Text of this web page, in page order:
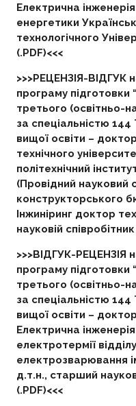
Електрична
енергетики
технологічного
(.PDF)<<<
>>>РЕЦЕНЗІЯ-ВІДГУК
програму підготовки
третього (освітньо-
за спеціальністю
вищої освіти –
технічного
політехнічний
(Провідний науковий
конструкторського
Інжиніринг доктор
науковій
>>>ВІДГУК-РЕЦЕНЗІЯ
програму підготовки
третього (освітньо-
за спеціальністю
вищої освіти –
Електрична
електротермії
електрозварювання
д.т.н., старший
(.PDF)<<<